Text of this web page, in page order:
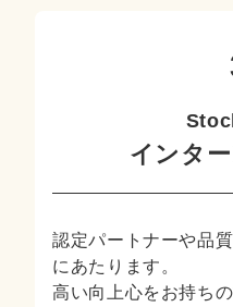
インタ
認定パートナーや品
にあたります。
高い向上心をお持ち